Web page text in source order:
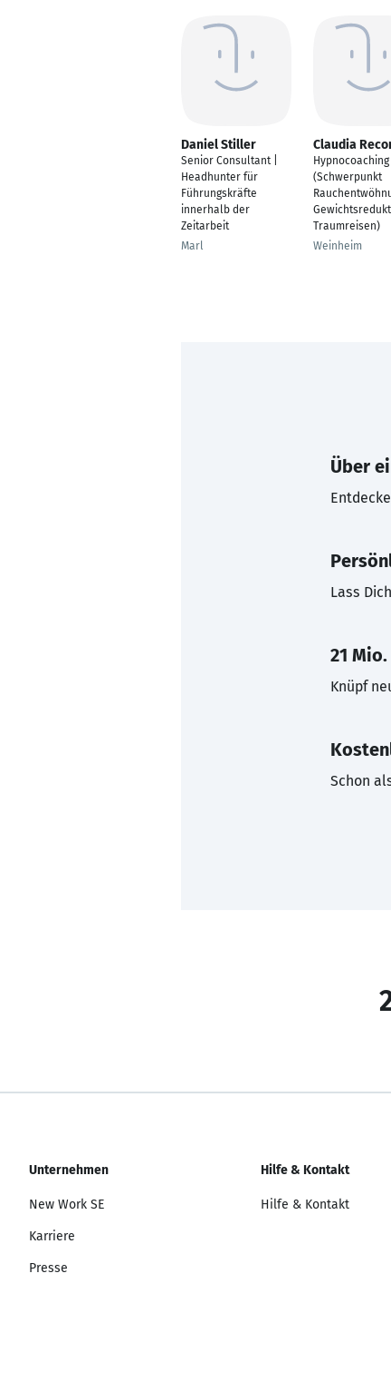
Daniel Stiller
Senior Consultant |
Headhunter für
Führungskräfte
innerhalb der
Zeitarbeit
Marl
Claudia
Hypnocoaching
(Schwerpunkt
Traumreisen)
Weinheim
Über
Lass
21
Knüpf
Schon
Unternehmen
New Work SE
Karriere
Presse
Hilfe & Kontakt
Hilfe & Kontakt